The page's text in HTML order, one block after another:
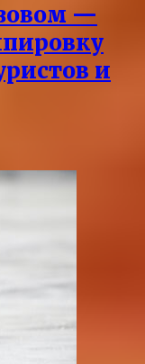
—
и